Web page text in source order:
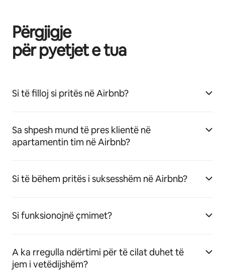
Përgjigje
për pyetjet e tua
Si të filloj si pritës në Airbnb?
Sa shpesh mund të pres klientë në
apartamentin tim në Airbnb?
Si të bëhem pritës i suksesshëm në Airbnb?
Si funksionojnë çmimet?
A ka rregulla ndërtimi për të cilat duhet të
jem i vetëdijshëm?